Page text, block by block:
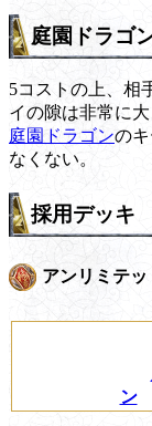
庭園ドラゴ
5コストの上、相
イの隙は非常に
庭園ドラゴンの
なくない。
採用デッキ
アンリミテ
ン